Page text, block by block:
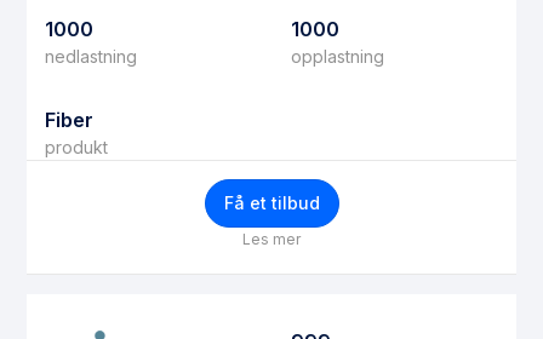
1000
nedlastning
1000
opplastning
Fiber
produkt
Få et tilbud
Les mer